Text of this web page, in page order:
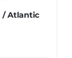
/ Atlantic